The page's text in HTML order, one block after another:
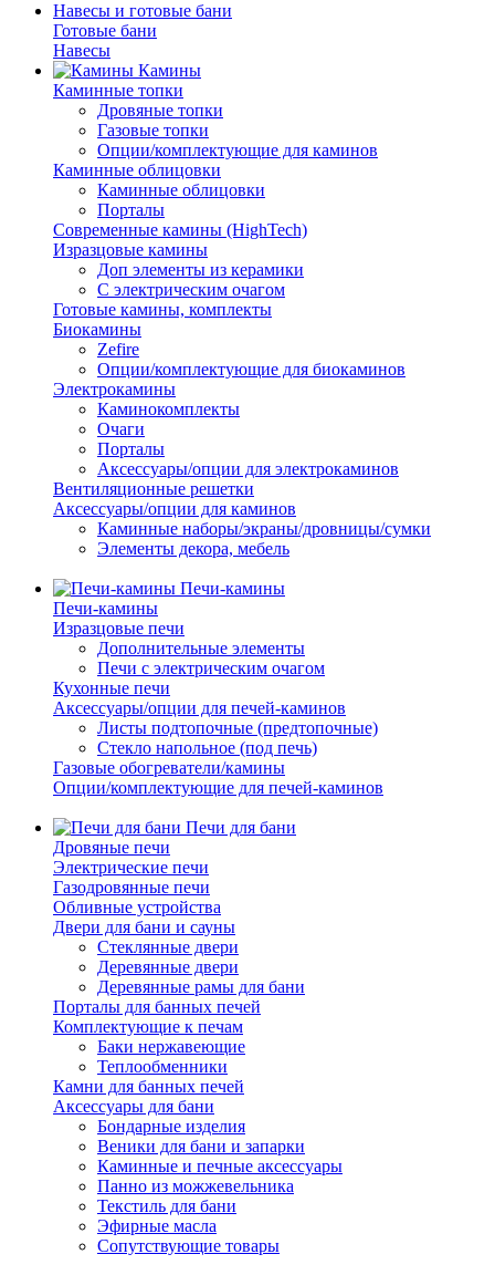
Навесы и готовые бани
Готовые бани
Навесы
Камины
Каминные топки
Дровяные топки
Газовые топки
Опции/комплектующие для каминов
Каминные облицовки
Каминные облицовки
Порталы
Современные камины (HighTech)
Изразцовые камины
Доп элементы из керамики
С электрическим очагом
Готовые камины, комплекты
Биокамины
Zefire
Опции/комплектующие для биокаминов
Электрокамины
Каминокомплекты
Очаги
Порталы
Аксессуары/опции для электрокаминов
Вентиляционные решетки
Аксессуары/опции для каминов
Каминные наборы/экраны/дровницы/сумки
Элементы декора, мебель
Печи-камины
Печи-камины
Изразцовые печи
Дополнительные элементы
Печи с электрическим очагом
Кухонные печи
Аксессуары/опции для печей-каминов
Листы подтопочные (предтопочные)
Стекло напольное (под печь)
Газовые обогреватели/камины
Опции/комплектующие для печей-каминов
Печи для бани
Дровяные печи
Электрические печи
Газодровянные печи
Обливные устройства
Двери для бани и сауны
Стеклянные двери
Деревянные двери
Деревянные рамы для бани
Порталы для банных печей
Комплектующие к печам
Баки нержавеющие
Теплообменники
Камни для банных печей
Аксессуары для бани
Бондарные изделия
Веники для бани и запарки
Каминные и печные аксессуары
Панно из можжевельника
Текстиль для бани
Эфирные масла
Сопутствующие товары